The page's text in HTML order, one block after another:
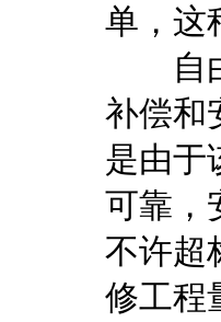
单，这
自由
补偿和
是由于
可靠，
不许超
修工程